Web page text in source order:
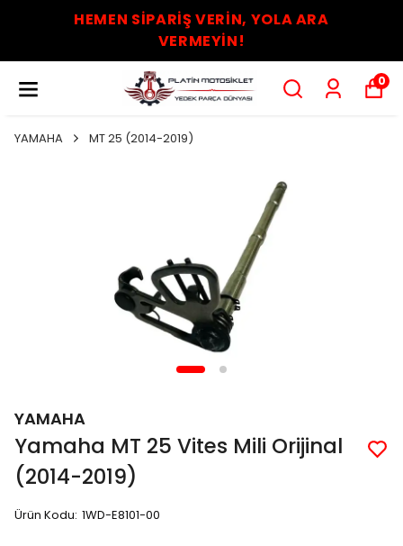
HEMEN SİPARİŞ VERİN, YOLA ARA
VERMEYİN!
0
YAMAHA MT 25 (2014-2019)
YAMAHA
Yamaha MT 25 Vites Mili Orijinal
(2014-2019)
Ürün Kodu: 1WD-E8101-00